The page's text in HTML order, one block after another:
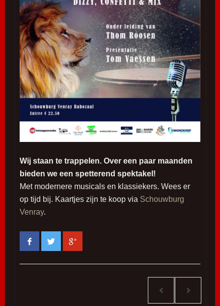
Wij staan te trappelen. Over een paar maanden
bieden we een spetterend spektakel!
Met modernere musicals en klassiekers. Wees er
op tijd bij. Kaartjes zijn te koop via Schouwburg
Venray.